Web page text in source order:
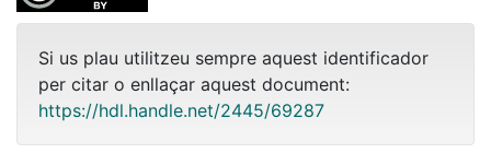
Si us plau utilitzeu sempre aquest identificador
per citar o enllaçar aquest document:
https://hdl.handle.net/2445/69287